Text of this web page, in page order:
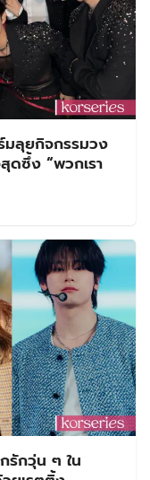
มลุยกิจกรรมวง
ดซึ้ง “พวกเรา
รักวุ่น ๆ ใน